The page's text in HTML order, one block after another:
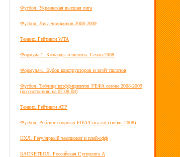
Футбол. Украинская высшая лига
Футбол. Лига чемпионов 2008-2009
Теннис. Рейтинги WTA
Формула-1. Команды и пилоты. Сезон-2008
Формула-1. Кубок конструкторов и зачёт пилотов
Футбол. Таблица коэффициентов УЕФА сезона 2008-2009
(по состоянию на 07.08.08)
Теннис. Рейтинги ATP
Футбол. Рейтинг сборных FIFA/Coca-cola (июль 2008)
НХЛ. Регулярный чемпионат и плей-офф
БАСКЕТБОЛ. Российская Суперлига А